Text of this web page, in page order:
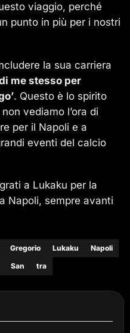
viaggio, perché
punto in più per i nostri
la sua carriera
me stesso per
. Questo è lo spirito
vediamo l’ora di
per il Napoli e a
eventi del calcio
a Lukaku per la
Napoli, sempre avanti
Gregorio Lukaku
Napoli
San tra